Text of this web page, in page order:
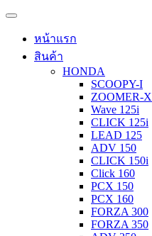
หน้าแรก
สินค้า
HONDA
SCOOPY-I
ZOOMER-X
Wave 125i
CLICK 125i
LEAD 125
ADV 150
CLICK 150i
Click 160
PCX 150
PCX 160
FORZA 300
FORZA 350